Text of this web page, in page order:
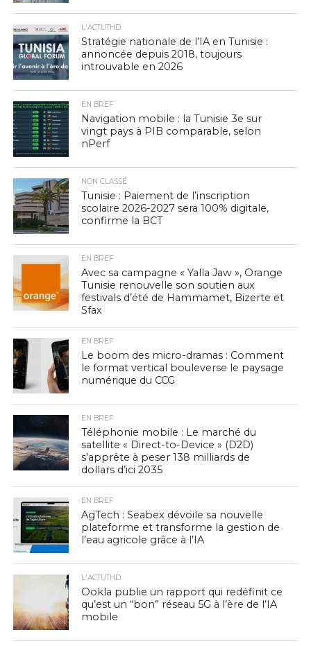
L'ACTUTHD
Stratégie nationale de l’IA en Tunisie :
annoncée depuis 2018, toujours
introuvable en 2026
EN BREF
Navigation mobile : la Tunisie 3e sur
vingt pays à PIB comparable, selon
nPerf
NON CLASSÉ
Tunisie : Paiement de l’inscription
scolaire 2026-2027 sera 100% digitale,
confirme la BCT
EN BREF
Avec sa campagne « Yalla Jaw », Orange
Tunisie renouvelle son soutien aux
festivals d’été de Hammamet, Bizerte et
Sfax
EN BREF
Le boom des micro-dramas : Comment
le format vertical bouleverse le paysage
numérique du CCG
EN BREF
Téléphonie mobile : Le marché du
satellite « Direct-to-Device » (D2D)
s’apprête à peser 138 milliards de
dollars d’ici 2035
EN BREF
AgTech : Seabex dévoile sa nouvelle
plateforme et transforme la gestion de
l’eau agricole grâce à l’IA
L'ACTUTHD
Ookla publie un rapport qui redéfinit ce
qu’est un “bon” réseau 5G à l’ère de l’IA
mobile